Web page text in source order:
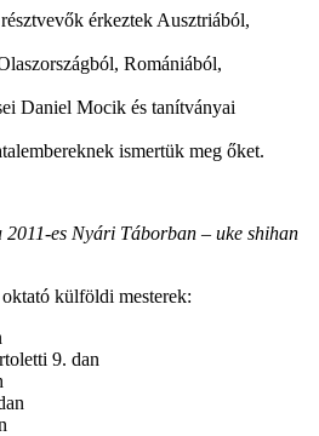
érkeztek Ausztriából,
Romániából,
Daniel Mocik és tanítványai
ismertük meg őket.
2011-es Nyári Táborban – uke shihan
külföldi mesterek:
9. dan